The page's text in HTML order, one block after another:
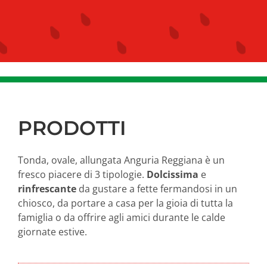
PRODOTTI
Tonda, ovale, allungata Anguria Reggiana è un
fresco piacere di 3 tipologie. Dolcissima e
rinfrescanteda gustare a fette fermandosi in un
chiosco, da portare a casa per la gioia di tutta la
famiglia o da offrire agli amici durante le calde
giornate estive.